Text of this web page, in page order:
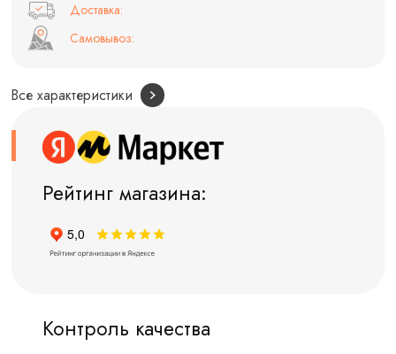
Доставка:
Самовывоз:
Все характеристики
Рейтинг магазина:
Контроль качества